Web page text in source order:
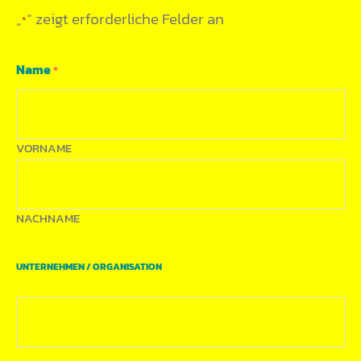
„*“ zeigt erforderliche Felder an
Name*
VORNAME
NACHNAME
UNTERNEHMEN / ORGANISATION